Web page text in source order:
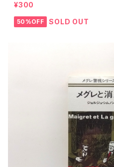
¥300
50%OFF SOLD OUT